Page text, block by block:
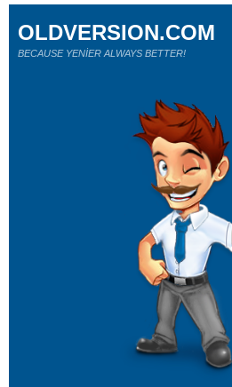
OLDVERSION.COM
BECAUSE YENİER ALWAYS BETTER!